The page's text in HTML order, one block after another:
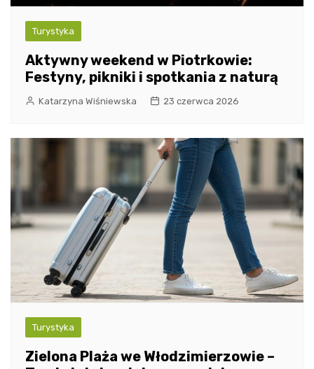
Turystyka
Aktywny weekend w Piotrkowie:
Festyny, pikniki i spotkania z naturą
Katarzyna Wiśniewska 23 czerwca 2026
Turystyka
Zielona Plaża we Włodzimierzowie –